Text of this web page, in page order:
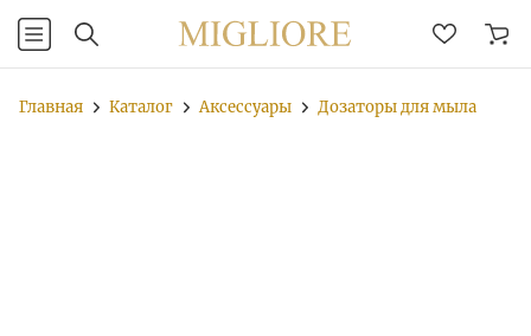
Главная Каталог Аксессуары Дозаторы для мыла